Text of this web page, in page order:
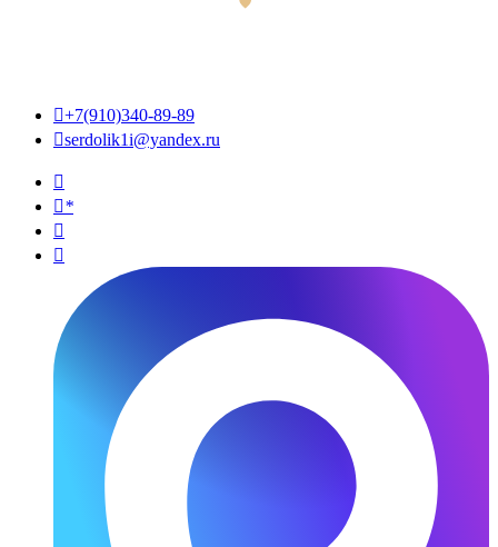
+7(910)340-89-89
serdolik1i@yandex.ru

*

